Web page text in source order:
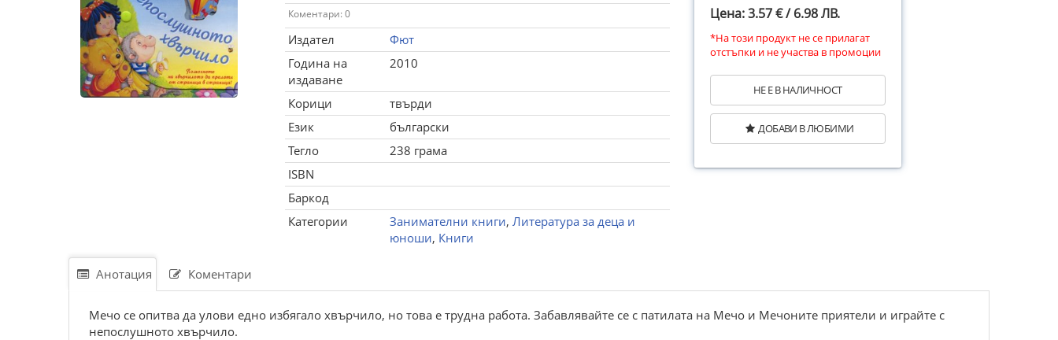
Коментари: 0
Издател
Фют
Година на
издаване
2010
Корици
твърди
Език
български
Тегло
238 грама
ISBN
Баркод
Категории
Занимателни книги, Литература за деца и
юноши, Книги
Цена: 3.57 € / 6.98 ЛВ.
*На този продукт не се прилагат
отстъпки и не участва в промоции
НЕ Е В НАЛИЧНОСТ
ДОБАВИ В ЛЮБИМИ
Анотация Коментари
Мечо се опитва да улови едно избягало хвърчило, но това е трудна работа. Забавлявайте се с патилата на Мечо и Мечоните приятели и играйте с
непослушното хвърчило.